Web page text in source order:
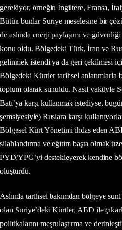
gerekiyor, örneğin İngiltere, Fransa,
Bütün bunlar Suriye meselesine bir
de aslında enerji paylaşımı ve
konu oldu. Bölgedeki Türk, İran ve
gelinmek istendi ya da geri çekilmesi
Bölgedeki Kürtler tarihsel anlatımlarla
toplum olarak sunuldu. Nasıl vaktiyle
Batı’ya karşı kullanmak istediyse,
şemsiyesiyle) Ruslara karşı
Bölgesel Kürt Yönetimi ihdas eden
silahlandırma ve eğitim başta olmak
PYD/YPG’yi destekleyerek kendine
oluşturdu.
Aslında tarihsel bakımdan bölgeye
olan Suriye’deki Kürtler, ABD ile
politikalarını meşrulaştırma ve